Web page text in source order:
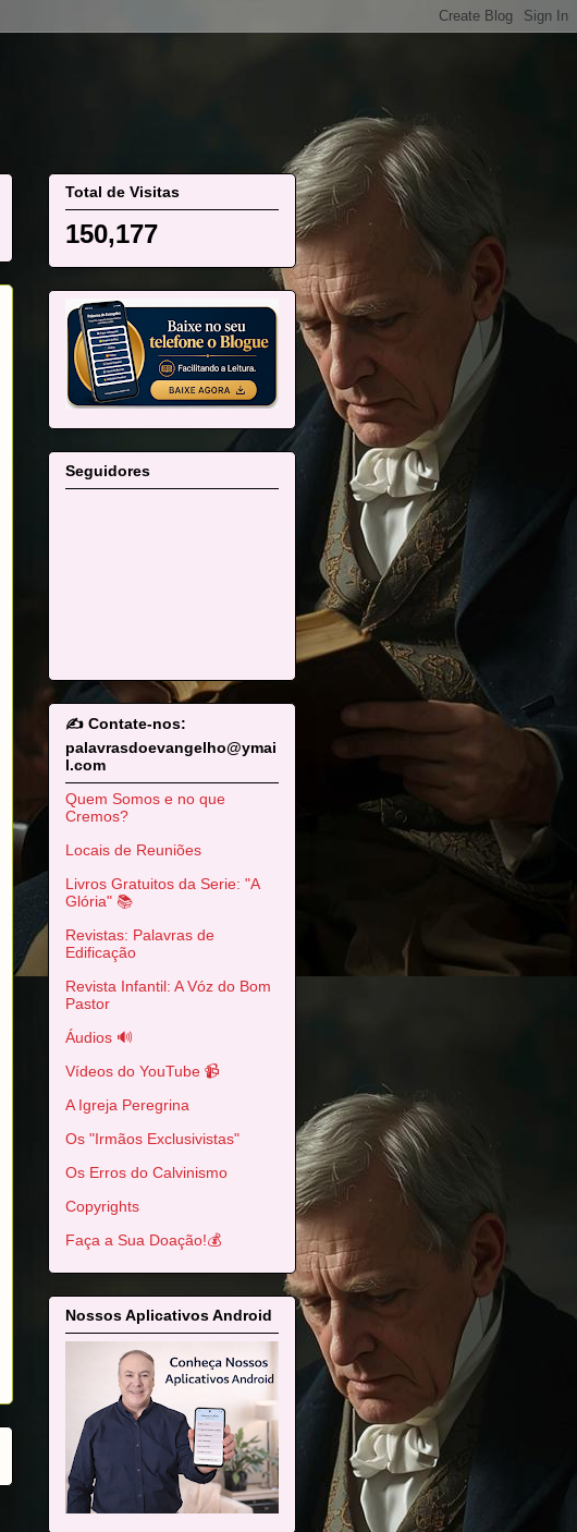
Total de Visitas
150,177
Seguidores
✍️ Contate-nos:
palavrasdoevangelho@ymai
l.com
Quem Somos e no que
Cremos?
Locais de Reuniões
Livros Gratuitos da Serie: "A
Glória" 📚
Revistas: Palavras de
Edificação
Revista Infantil: A Vóz do Bom
Pastor
Áudios 🔊
Vídeos do YouTube 📹
A Igreja Peregrina
Os "Irmãos Exclusivistas"
Os Erros do Calvinismo
Copyrights
Faça a Sua Doação!💰
Nossos Aplicativos Android